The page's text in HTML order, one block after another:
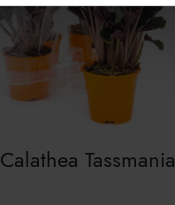
Calathea Tassmania